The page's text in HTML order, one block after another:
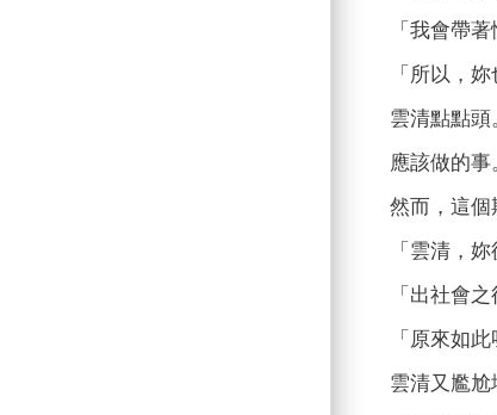
「我會帶
「所以，
雲清點點
應該做的事
然而，這個
「雲清，
「出社會之
「原來如
雲清又尷尬